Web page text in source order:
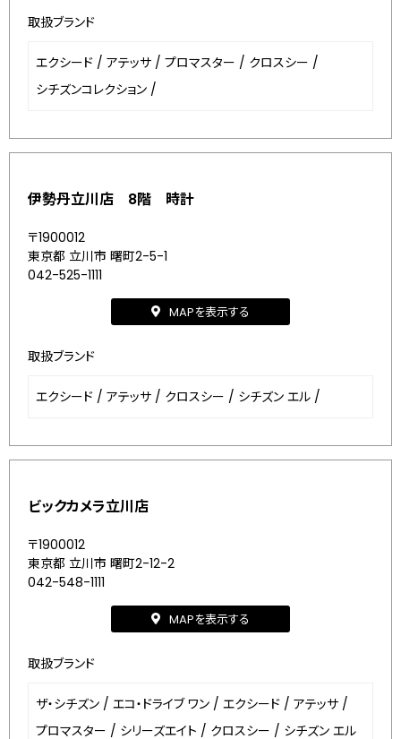
取扱ブランド
エクシード / アテッサ / プロマスター / クロスシー /
シチズンコレクション /
伊勢丹立川店 8階 時計
〒1900012
東京都 立川市 曙町2-5-1
042-525-1111
MAPを表示する
取扱ブランド
エクシード / アテッサ / クロスシー / シチズン エル /
ビックカメラ立川店
〒1900012
東京都 立川市 曙町2-12-2
042-548-1111
MAPを表示する
取扱ブランド
ザ・シチズン / エコ・ドライブ ワン / エクシード / アテッサ /
プロマスター / シリーズエイト / クロスシー / シチズン エル